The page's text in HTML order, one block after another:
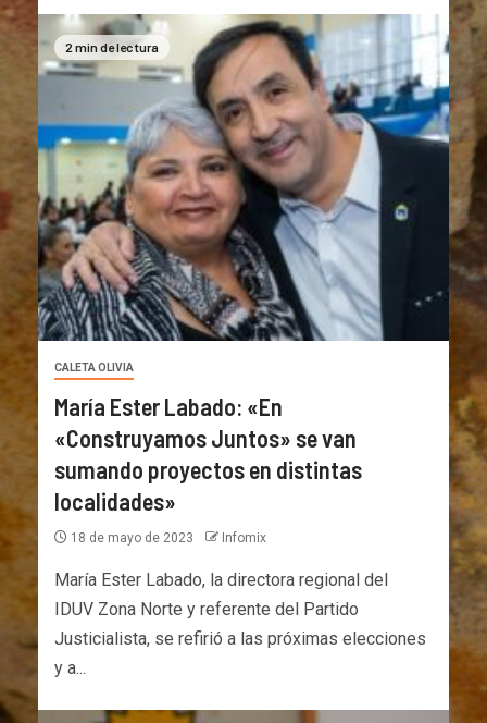
2 min de lectura
CALETA OLIVIA
María Ester Labado: «En
«Construyamos Juntos» se van
sumando proyectos en distintas
localidades»
18 de mayo de 2023 Infomix
María Ester Labado, la directora regional del
IDUV Zona Norte y referente del Partido
Justicialista, se refirió a las próximas elecciones
y a...